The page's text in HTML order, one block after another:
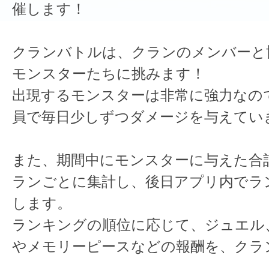
催します！
クランバトルは、クランのメンバー
モンスターたちに挑みます！
出現するモンスターは非常に強力なの
員で毎日少しずつダメージを与えて
また、期間中にモンスターに与えた
ランごとに集計し、後日アプリ内で
します。
ランキングの順位に応じて、ジュエ
やメモリーピースなどの報酬を、ク